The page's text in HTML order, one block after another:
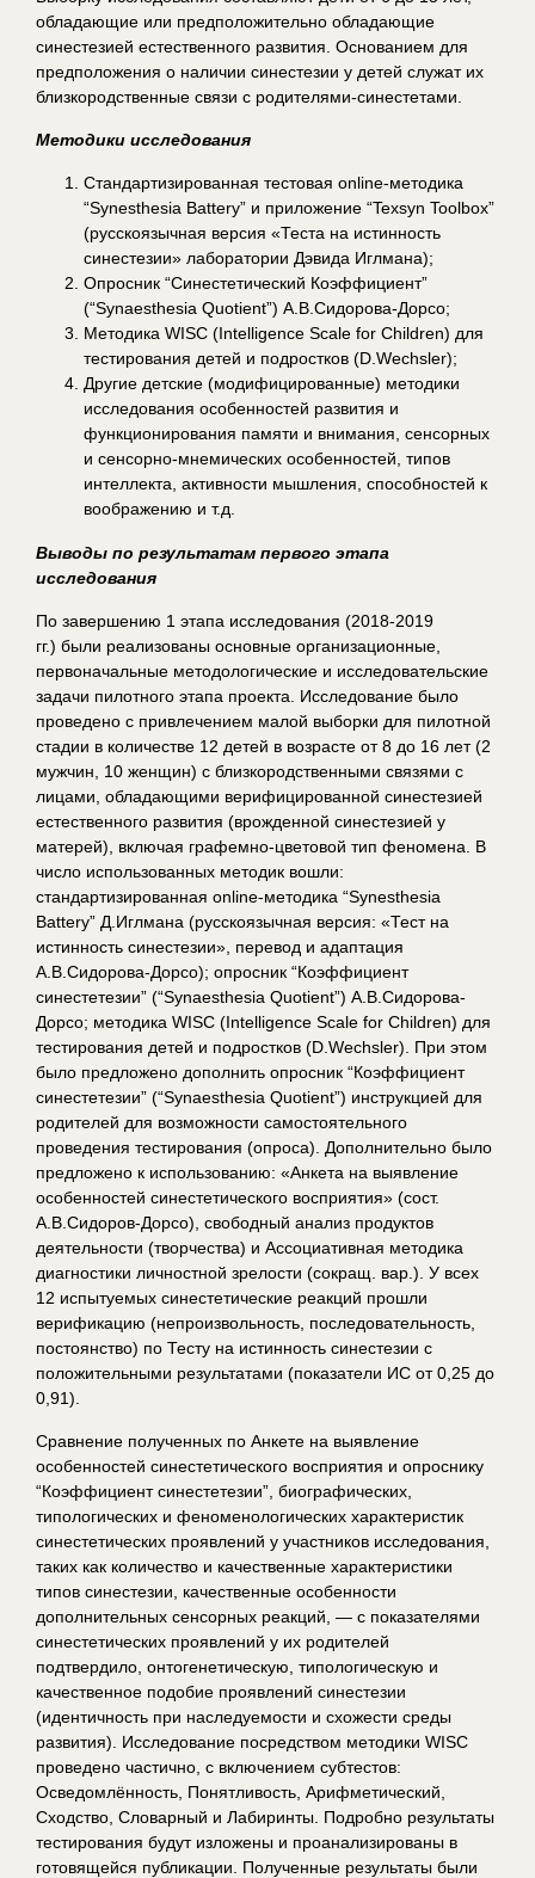
обладающие или предположительно обладающие
синестезией естественного развития. Основанием для
предположения о наличии синестезии у детей служат их
близкородственные связи с родителями-синестетами.
Методики исследования
Стандартизированная тестовая online-методика
“Synesthesia Battery” и приложение “Texsyn Toolbox”
(русскоязычная версия «Теста на истинность
синестезии» лаборатории Дэвида Иглмана);
Опросник “Синестетический Коэффициент”
(“Synaesthesia Quotient”) А.В.Сидорова-Дорсо;
Методика WISC (Intelligence Scale for Children) для
тестирования детей и подростков (D.Wechsler);
Другие детские (модифицированные) методики
исследования особенностей развития и
функционирования памяти и внимания, сенсорных
и сенсорно-мнемических особенностей, типов
интеллекта, активности мышления, способностей к
воображению и т.д.
Выводы по результатам первого этапа
исследования
По завершению 1 этапа исследования (2018-2019
гг.) были реализованы основные организационные,
первоначальные методологические и исследовательские
задачи пилотного этапа проекта. Исследование было
проведено с привлечением малой выборки для пилотной
стадии в количестве 12 детей в возрасте от 8 до 16 лет (2
мужчин, 10 женщин) с близкородственными связями с
лицами, обладающими верифицированной синестезией
естественного развития (врожденной синестезией у
матерей), включая графемно-цветовой тип феномена. В
число использованных методик вошли:
стандартизированная online-методика “Synesthesia
Battery” Д.Иглмана (русскоязычная версия: «Тест на
истинность синестезии», перевод и адаптация
А.В.Сидорова-Дорсо); опросник “Коэффициент
синестетезии” (“Synaesthesia Quotient”) А.В.Сидорова-
Дорсо; методика WISC (Intelligence Scale for Children) для
тестирования детей и подростков (D.Wechsler). При этом
было предложено дополнить опросник “Коэффициент
синестетезии” (“Synaesthesia Quotient”) инструкцией для
родителей для возможности самостоятельного
проведения тестирования (опроса). Дополнительно было
предложено к использованию: «Анкета на выявление
особенностей синестетического восприятия» (сост.
А.В.Сидоров-Дорсо), свободный анализ продуктов
деятельности (творчества) и Ассоциативная методика
диагностики личностной зрелости (сокращ. вар.). У всех
12 испытуемых синестетические реакций прошли
верификацию (непроизвольность, последовательность,
постоянство) по Тесту на истинность синестезии с
положительными результатами (показатели ИС от 0,25 до
0,91).
Сравнение полученных по Анкете на выявление
особенностей синестетического восприятия и опроснику
“Коэффициент синестетезии”, биографических,
типологических и феноменологических характеристик
синестетических проявлений у участников исследования,
таких как количество и качественные характеристики
типов синестезии, качественные особенности
дополнительных сенсорных реакций, — с показателями
синестетических проявлений у их родителей
подтвердило, онтогенетическую, типологическую и
качественное подобие проявлений синестезии
(идентичность при наследуемости и схожести среды
развития). Исследование посредством методики WISC
проведено частично, с включением субтестов:
Осведомлённость, Понятливость, Арифметический,
Сходство, Словарный и Лабиринты. Подробно результаты
тестирования будут изложены и проанализированы в
готовящейся публикации. Полученные результаты были